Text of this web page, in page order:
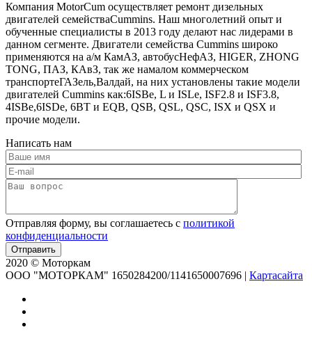
Компания MotorCum осуществляет ремонт дизельных
двигателей семействаCummins. Наш многолетний опыт и
обученные специалисты в 2013 году делают нас лидерами в
данном сегменте. Двигатели семейства Cummins широко
применяются на а/м КамАЗ, автобусНефАЗ, HIGER, ZHONG
TONG, ПАЗ, КАвЗ, так же намалом коммерческом
транспортеГАЗель,Валдай, на них установлены такие модели
двигателей Cummins как:6ISBe, L и ISLe, ISF2.8 и ISF3.8,
4ISBe,6ISDe, 6BT и EQB, QSB, QSL, QSC, ISX и QSX и
прочие модели.
Написать нам
Отправляя форму, вы соглашаетесь с политикой
конфиденциальности
2020 © Моторкам
OOO "МОТОРКАМ" 1650284200/1141650007696 | Картасайта